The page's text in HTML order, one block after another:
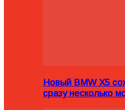
Новый BMW X5
сразу несколько